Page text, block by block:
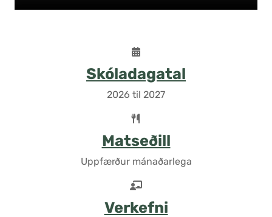
Skóladagatal
2026 til 2027
Matseðill
Uppfærður mánaðarlega
Verkefni